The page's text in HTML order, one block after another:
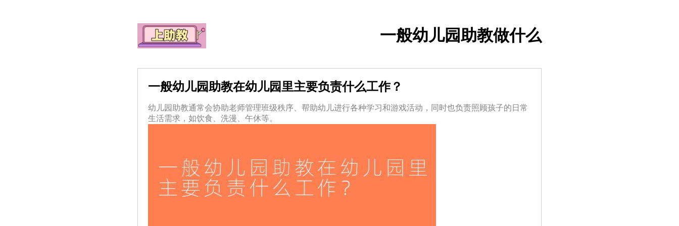
一般幼儿园助教做什么
一般幼儿园助教在幼儿园里主要负责什么工作？
幼儿园助教通常会协助老师管理班级秩序、帮助幼儿进行各种学习和游戏活动，同时也负责照顾孩子的日常
生活需求，如饮食、洗漫、午休等。